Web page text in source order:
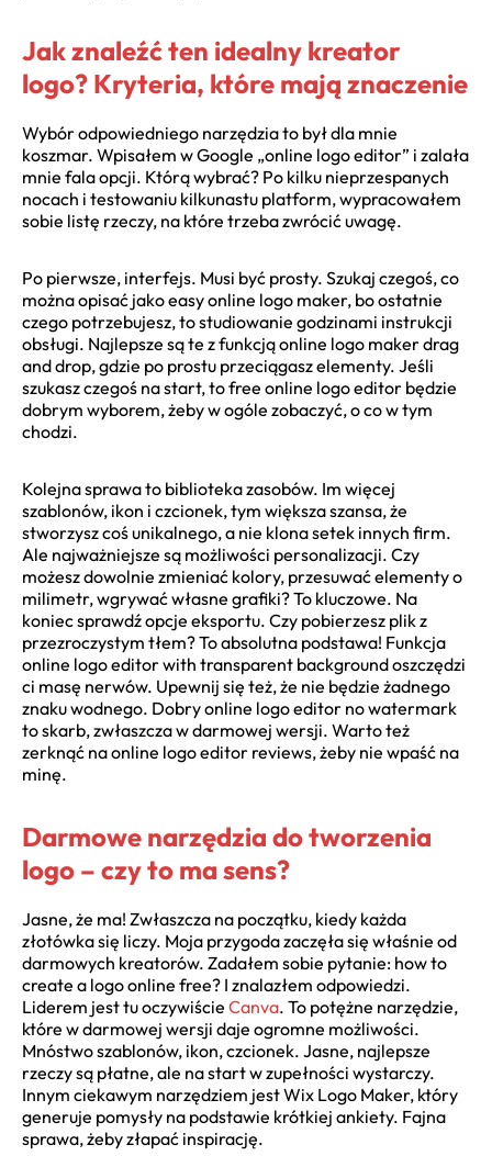
Jak znaleźć ten idealny kreator
logo? Kryteria, które mają znaczenie
Wybór odpowiedniego narzędzia to był dla mnie
koszmar. Wpisałem w Google „online logo editor” i zalała
mnie fala opcji. Którą wybrać? Po kilku nieprzespanych
nocach i testowaniu kilkunastu platform, wypracowałem
sobie listę rzeczy, na które trzeba zwrócić uwagę.
Po pierwsze, interfejs. Musi być prosty. Szukaj czegoś, co
można opisać jako easy online logo maker, bo ostatnie
czego potrzebujesz, to studiowanie godzinami instrukcji
obsługi. Najlepsze są te z funkcją online logo maker drag
and drop, gdzie po prostu przeciągasz elementy. Jeśli
szukasz czegoś na start, to free online logo editor będzie
dobrym wyborem, żeby w ogóle zobaczyć, o co w tym
chodzi.
Kolejna sprawa to biblioteka zasobów. Im więcej
szablonów, ikon i czcionek, tym większa szansa, że
stworzysz coś unikalnego, a nie klona setek innych firm.
Ale najważniejsze są możliwości personalizacji. Czy
możesz dowolnie zmieniać kolory, przesuwać elementy o
milimetr, wgrywać własne grafiki? To kluczowe. Na
koniec sprawdź opcje eksportu. Czy pobierzesz plik z
przezroczystym tłem? To absolutna podstawa! Funkcja
online logo editor with transparent background oszczędzi
ci masę nerwów. Upewnij się też, że nie będzie żadnego
znaku wodnego. Dobry online logo editor no watermark
to skarb, zwłaszcza w darmowej wersji. Warto też
zerknąć na online logo editor reviews, żeby nie wpaść na
minę.
Darmowe narzędzia do tworzenia
logo – czy to ma sens?
Jasne, że ma! Zwłaszcza na początku, kiedy każda
złotówka się liczy. Moja przygoda zaczęła się właśnie od
darmowych kreatorów. Zadałem sobie pytanie: how to
create a logo online free? I znalazłem odpowiedzi.
Liderem jest tu oczywiście Canva. To potężne narzędzie,
które w darmowej wersji daje ogromne możliwości.
Mnóstwo szablonów, ikon, czcionek. Jasne, najlepsze
rzeczy są płatne, ale na start w zupełności wystarczy.
Innym ciekawym narzędziem jest Wix Logo Maker, który
generuje pomysły na podstawie krótkiej ankiety. Fajna
sprawa, żeby złapać inspirację.